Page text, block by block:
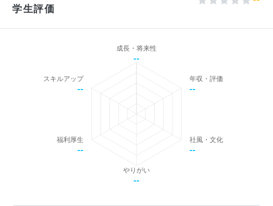
学生評価
成長・将来性
--
年収・評価
--
社風・文化
--
やりがい
--
福利厚生
--
スキルアップ
--